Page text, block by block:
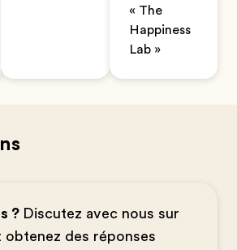
« The
Happiness
Lab »
? Discutez avec nous sur
des réponses